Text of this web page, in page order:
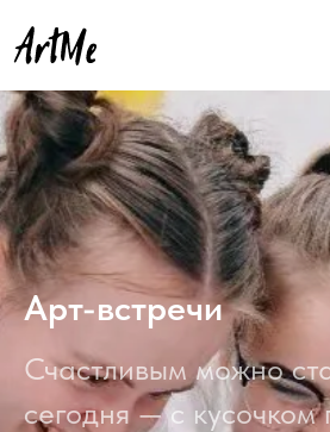
Арт-встречи
Счастливым можно
сегодня — с